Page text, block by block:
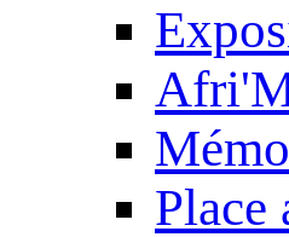
Place